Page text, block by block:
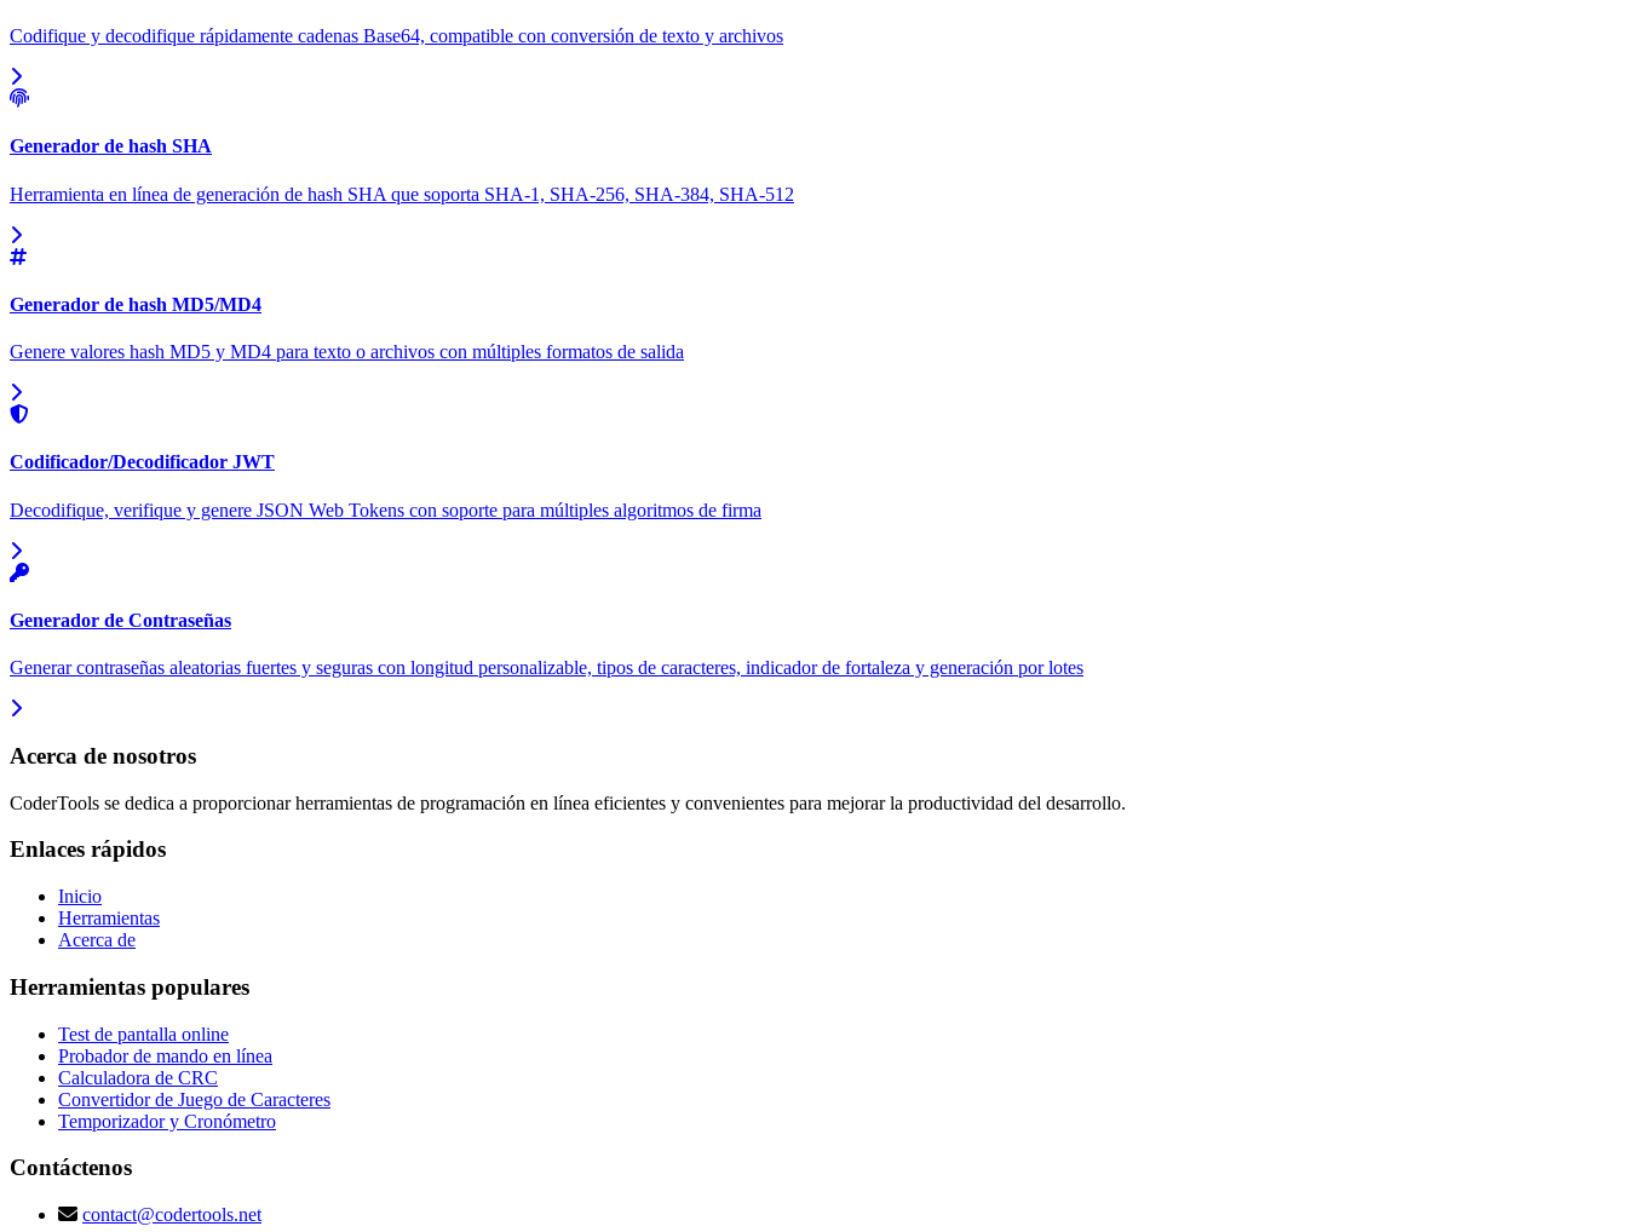
Codifique y decodifique rápidamente cadenas Base64, compatible con conversión de texto y archivos
Generador de hash SHA
Herramienta en línea de generación de hash SHA que soporta SHA-1, SHA-256, SHA-384, SHA-512
Generador de hash MD5/MD4
Genere valores hash MD5 y MD4 para texto o archivos con múltiples formatos de salida
Codificador/Decodificador JWT
Decodifique, verifique y genere JSON Web Tokens con soporte para múltiples algoritmos de firma
Generador de Contraseñas
Generar contraseñas aleatorias fuertes y seguras con longitud personalizable, tipos de caracteres, indicador de fortaleza y generación por lotes
Acerca de nosotros
CoderTools se dedica a proporcionar herramientas de programación en línea eficientes y convenientes para mejorar la productividad del desarrollo.
Enlaces rápidos
Inicio
Herramientas
Acerca de
Herramientas populares
Test de pantalla online
Probador de mando en línea
Calculadora de CRC
Convertidor de Juego de Caracteres
Temporizador y Cronómetro
Contáctenos
contact@codertools.net